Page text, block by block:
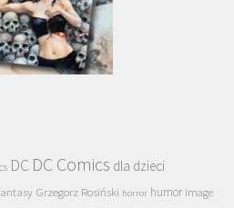
DC DC Comics dla dzieci
Grzegorz Rosiński horror humor Image